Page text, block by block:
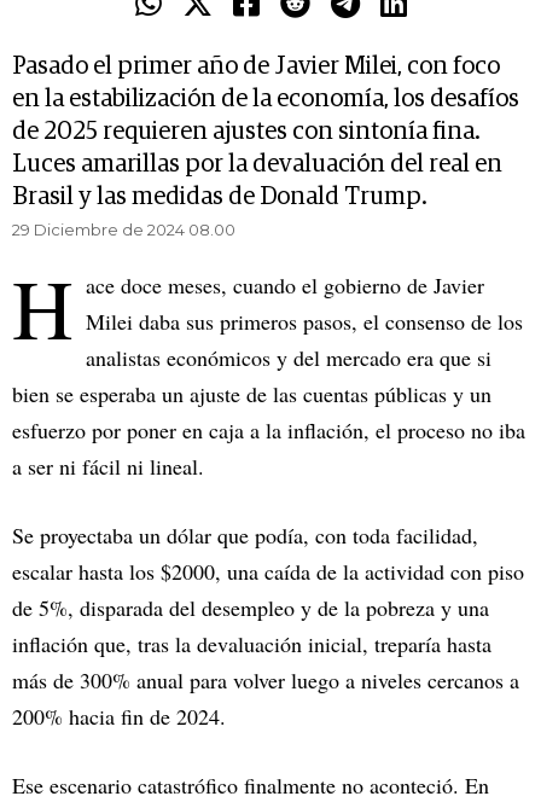
Pasado el primer año de Javier Milei, con foco
en la estabilización de la economía, los desafíos
de 2025 requieren ajustes con sintonía fina.
Luces amarillas por la devaluación del real en
Brasil y las medidas de Donald Trump.
29 Diciembre de 2024 08.00
H ace doce meses, cuando el gobierno de Javier
Milei daba sus primeros pasos, el consenso de los
analistas económicos y del mercado era que si
bien se esperaba un ajuste de las cuentas públicas y un
esfuerzo por poner en caja a la inflación, el proceso no iba
a ser ni fácil ni lineal.
Se proyectaba un dólar que podía, con toda facilidad,
escalar hasta los $2000, una caída de la actividad con piso
de 5%, disparada del desempleo y de la pobreza y una
inflación que, tras la devaluación inicial, treparía hasta
más de 300% anual para volver luego a niveles cercanos a
200% hacia fin de 2024.
Ese escenario catastrófico finalmente no aconteció. En